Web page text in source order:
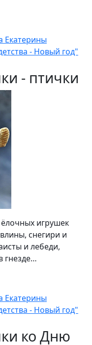
Екатерины
- Новый год"
- птички
игрушек
снегири и
и лебеди,
гнезде…
Екатерины
- Новый год"
ко Дню